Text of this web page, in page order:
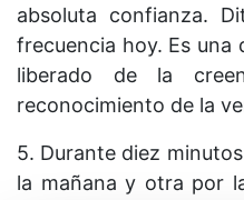
absoluta confianza.
frecuencia hoy. Es una
liberado de la
reconocimiento de la
5. Durante diez
la mañana y otra por